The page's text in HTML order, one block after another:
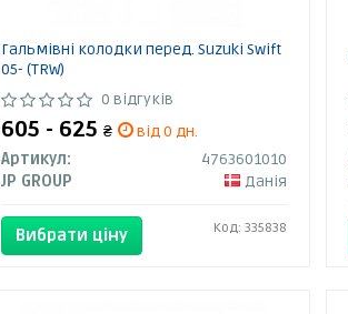
Гальмівні колодки перед. Suzuki Swift
05- (TRW)
0 відгуків
605 - 625 ₴
від 0 дн.
Артикул:
4763601010
JP GROUP
Данія
Вибрати ціну Код: 335838